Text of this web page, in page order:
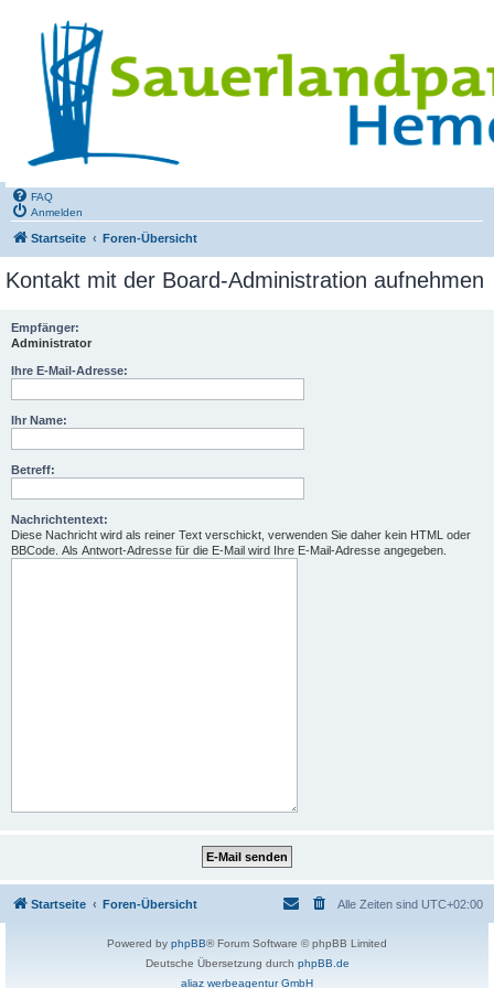
FAQ
Anmelden
Startseite Foren-Übersicht
Kontakt mit der Board-Administration aufnehmen
Empfänger:
Administrator
Ihre E-Mail-Adresse:
Ihr Name:
Betreff:
Nachrichtentext:
Diese Nachricht wird als reiner Text verschickt, verwenden Sie daher kein HTML oder
BBCode. Als Antwort-Adresse für die E-Mail wird Ihre E-Mail-Adresse angegeben.
Startseite Foren-Übersicht Alle Zeiten sind UTC+02:00
Powered by phpBB® Forum Software © phpBB Limited
Deutsche Übersetzung durch phpBB.de
aliaz werbeagentur GmbH